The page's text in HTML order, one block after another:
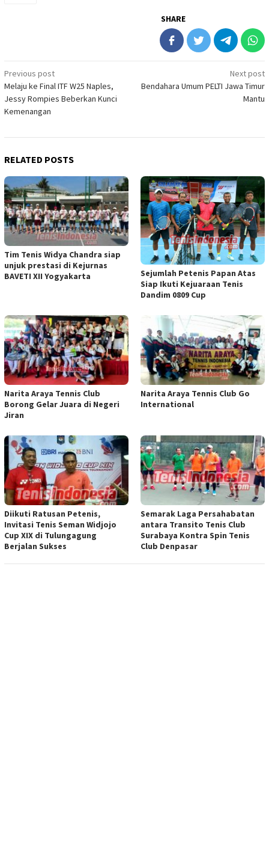
SHARE
Post
navigation
Previous post
Melaju ke Final ITF W25 Naples,
Jessy Rompies Beberkan Kunci
Kemenangan
Next post
Bendahara Umum PELTI Jawa Timur
Mantu
RELATED POSTS
Tim Tenis Widya Chandra siap
unjuk prestasi di Kejurnas
BAVETI XII Yogyakarta
Sejumlah Petenis Papan Atas
Siap Ikuti Kejuaraan Tenis
Dandim 0809 Cup
Narita Araya Tennis Club
Borong Gelar Juara di Negeri
Jiran
Narita Araya Tennis Club Go
International
Diikuti Ratusan Petenis,
Invitasi Tenis Seman Widjojo
Cup XIX di Tulungagung
Berjalan Sukses
Semarak Laga Persahabatan
antara Transito Tenis Club
Surabaya Kontra Spin Tenis
Club Denpasar